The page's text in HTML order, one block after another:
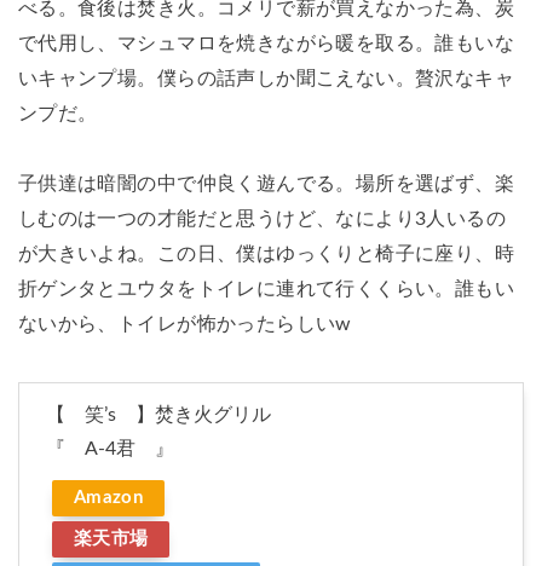
べる。食後は焚き火。コメリで薪が買えなかった為、炭
で代用し、マシュマロを焼きながら暖を取る。誰もいな
いキャンプ場。僕らの話声しか聞こえない。贅沢なキャ
ンプだ。
子供達は暗闇の中で仲良く遊んでる。場所を選ばず、楽
しむのは一つの才能だと思うけど、なにより3人いるの
が大きいよね。この日、僕はゆっくりと椅子に座り、時
折ゲンタとユウタをトイレに連れて行くくらい。誰もい
ないから、トイレが怖かったらしいw
【 笑’s 】焚き火グリル
『 A-4君 』
Amazon
楽天市場